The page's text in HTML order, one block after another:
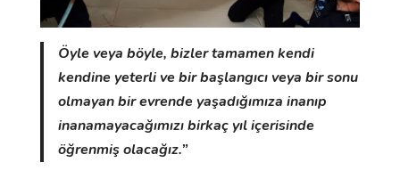
Öyle veya böyle, bizler tamamen kendi
kendine yeterli ve bir başlangıcı veya bir sonu
olmayan bir evrende yaşadığımıza inanıp
inanamayacağımızı birkaç yıl içerisinde
öğrenmiş olacağız.”